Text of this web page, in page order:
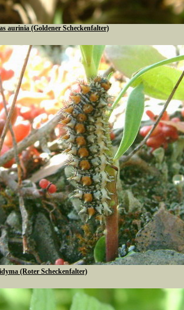
aurinia (Goldener Scheckenfalter)
(Roter Scheckenfalter)